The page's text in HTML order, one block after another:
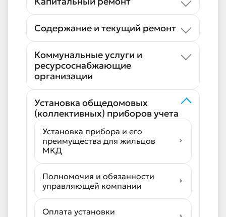
Содержание и текущий ремонт
Коммунальные услуги и
ресурсоснабжающие
организации
Установка общедомовых
(коллективных) приборов учета
Установка прибора и его
преимущества для жильцов
МКД
Полномочия и обязанности
управляющей компании
Оплата установки